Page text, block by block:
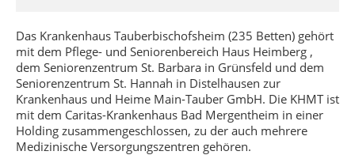
Das Krankenhaus Tauberbischofsheim (235 Betten) gehört
mit dem Pflege- und Seniorenbereich Haus Heimberg ,
dem Seniorenzentrum St. Barbara in Grünsfeld und dem
Seniorenzentrum St. Hannah in Distelhausen zur
Krankenhaus und Heime Main-Tauber GmbH. Die KHMT ist
mit dem Caritas-Krankenhaus Bad Mergentheim in einer
Holding zusammengeschlossen, zu der auch mehrere
Medizinische Versorgungszentren gehören.